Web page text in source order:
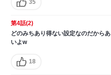
35
第4話(2)
どのみちあり得ない設定なのだから
いよw
18